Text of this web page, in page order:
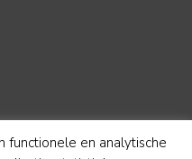
functionele en analytische